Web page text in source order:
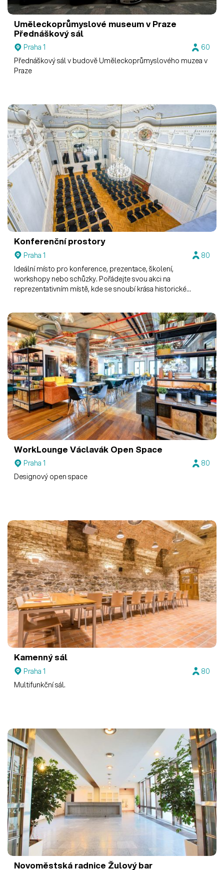
Uměleckoprůmyslové museum v Praze
Přednáškový sál
Praha 1
60
Přednáškový sál v budově Uměleckoprůmyslového muzea v
Praze
Konferenční prostory
Praha 1
80
Ideální místo pro konference, prezentace, školení,
workshopy nebo schůzky. Pořádejte svou akci na
reprezentativním místě, kde se snoubí krása historické
WorkLounge Václavák Open Space
Praha 1
80
Designový open space
Kamenný sál
Praha 1
80
Multifunkční sál.
Novoměstská radnice Žulový bar